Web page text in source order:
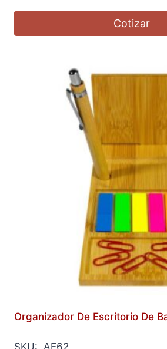
Cotizar
Organizador De Escritorio De